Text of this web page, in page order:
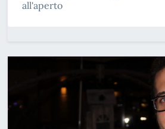
all'aperto